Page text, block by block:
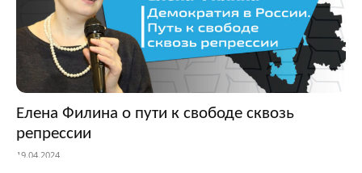
Елена Филина о пути к свободе сквозь
репрессии
19.04.2024